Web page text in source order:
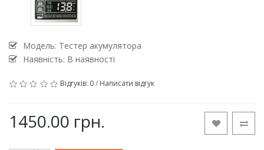
Модель: Тестер акумулятора
Наявність: В наявності
Відгуків: 0/ Написати відгук
1450.00 грн.